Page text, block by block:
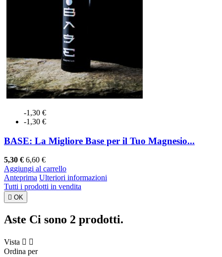
-1,30 €
-1,30 €
BASE: La Migliore Base per il Tuo Magnesio...
5,30 € 6,60 €
Aggiungi al carrello
Anteprima Ulteriori informazioni
Tutti i prodotti in vendita
 OK
Aste Ci sono 2 prodotti.
Vista  
Ordina per